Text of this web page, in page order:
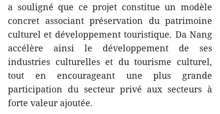
a souligné que ce projet constitue un modèle
concret associant préservation du patrimoine
culturel et développement touristique. Da Nang
accélère ainsi le développement de ses
industries culturelles et du tourisme culturel,
tout en encourageant une plus grande
participation du secteur privé aux secteurs à
forte valeur ajoutée.